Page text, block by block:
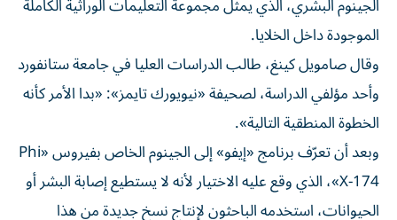
الموجودة داخل الخلايا.
وقال صامويل كينغ، طالب الدراسات العليا في جامعة ستانفورد
وأحد مؤلفي الدراسة، لصحيفة «نيويورك تايمز»: «بدا الأمر كأنه
الخطوة المنطقية التالية».
وبعد أن تعرّف برنامج «إيفو» إلى الجينوم الخاص بفيروس «Phi
X-174»، الذي وقع عليه الاختيار لأنه لا يستطيع إصابة البشر أو
الحيوانات، استخدمه الباحثون لإنتاج نسخ جديدة من هذا